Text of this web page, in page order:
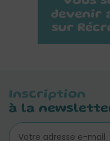
Inscription
à la